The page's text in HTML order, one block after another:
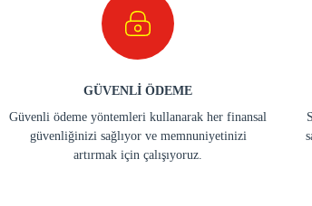
GÜVENLİ ÖDEME
Güvenli ödeme yöntemleri kullanarak her finansal
güvenliğinizi sağlıyor ve memnuniyetinizi
artırmak için çalışıyoruz.